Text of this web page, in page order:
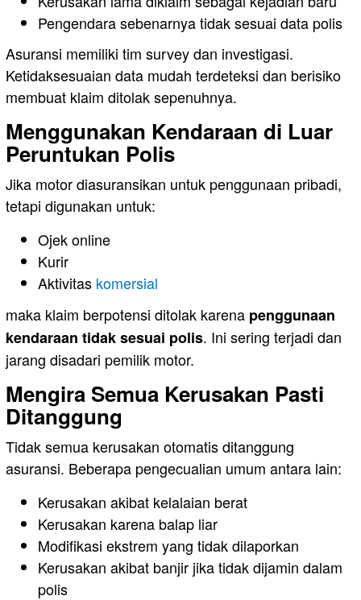
Pengendara sebenarnya tidak sesuai data polis
Asuransi memiliki tim survey dan investigasi.
Ketidaksesuaian data mudah terdeteksi dan berisiko
membuat klaim ditolak sepenuhnya.
Menggunakan Kendaraan di Luar
Peruntukan Polis
Jika motor diasuransikan untuk penggunaan pribadi,
tetapi digunakan untuk:
Ojek online
Kurir
Aktivitas komersial
maka klaim berpotensi ditolak karena penggunaan
kendaraan tidak sesuai polis. Ini sering terjadi dan
jarang disadari pemilik motor.
Mengira Semua Kerusakan Pasti
Ditanggung
Tidak semua kerusakan otomatis ditanggung
asuransi. Beberapa pengecualian umum antara lain:
Kerusakan akibat kelalaian berat
Kerusakan karena balap liar
Modifikasi ekstrem yang tidak dilaporkan
Kerusakan akibat banjir jika tidak dijamin dalam
polis